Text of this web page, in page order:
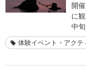
開
に
中
体験イベント・アクテ